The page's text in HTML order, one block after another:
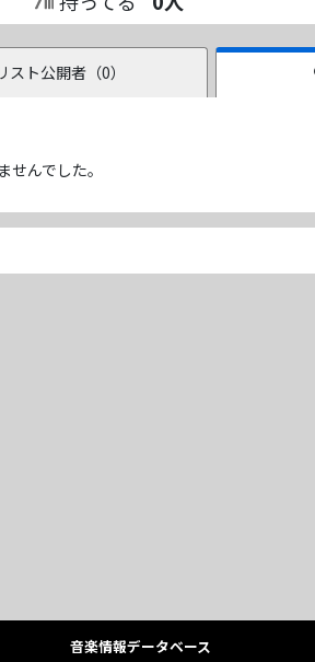
スト公開者（0）
んでした。
音楽情報データベース